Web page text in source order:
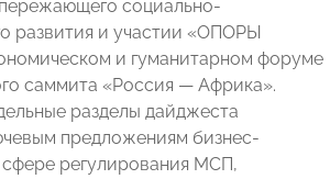
социально-
развития и участии «ОПОРЫ
и гуманитарном форуме
саммита «Россия — Африка».
разделы дайджеста
предложениям бизнес-
регулирования МСП,